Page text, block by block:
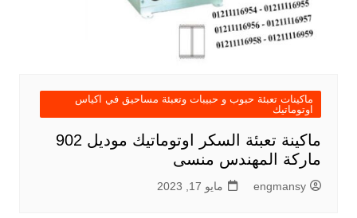
ماكينات تعبئة حبوب و حبيبات وتعبئة مساحيق في اكياس
اوتوماتيك
ماكينة تعبئة السكر اوتوماتيك موديل 902
ماركة المهندس منسى
engmansy مايو 17, 2023